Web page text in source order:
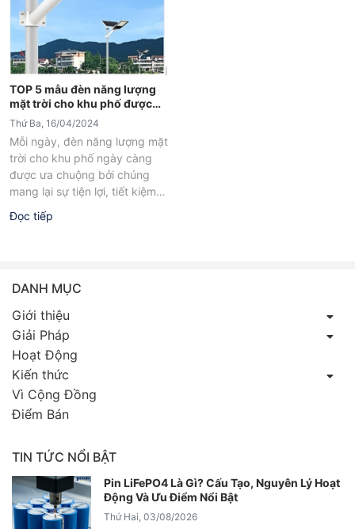
TOP 5 mẫu đèn năng lượng
mặt trời cho khu phố được
ưa chuộng nhất
Thứ Ba, 16/04/2024
Mỗi ngày, đèn năng lượng mặt
trời cho khu phố ngày càng
được ưa chuộng bởi chúng
mang lại sự tiện lợi, tiết kiệm
năng lượng...
Đọc tiếp
DANH MỤC
Giới thiệu
Giải Pháp
Hoạt Động
Kiến thức
Vì Cộng Đồng
Điểm Bán
TIN TỨC NỔI BẬT
Pin LiFePO4 Là Gì? Cấu Tạo, Nguyên Lý Hoạt
Động Và Ưu Điểm Nổi Bật
Thứ Hai, 03/08/2026